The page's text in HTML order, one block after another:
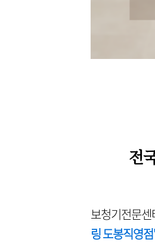
전
보청기전문
링 도봉직영점'